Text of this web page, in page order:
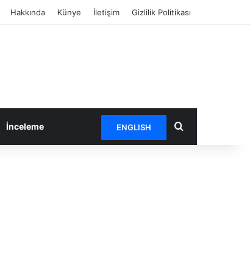
Hakkında Künye İletişim Gizlilik Politikası
İnceleme ENGLISH Arama yap ...